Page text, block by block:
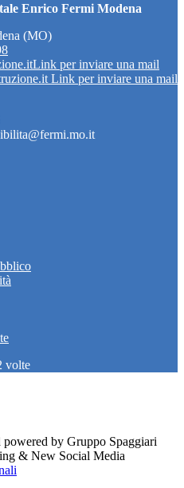
Enrico Fermi Modena
(MO)
Link per inviare una mail
Link per inviare una mail
volte
by Gruppo Spaggiari
& New Social Media